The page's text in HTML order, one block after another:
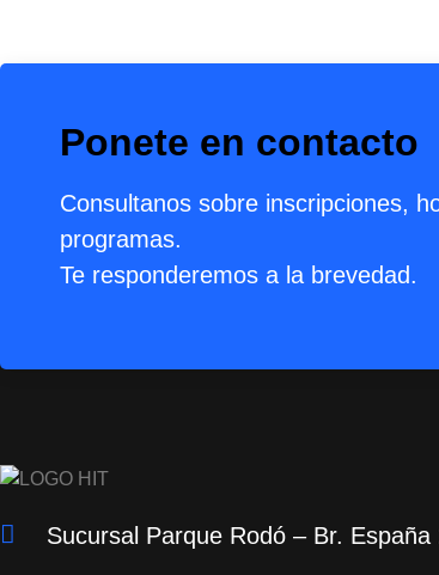
Ponete en contacto
Consultanos sobre inscripciones,
programas.
Te responderemos a la brevedad.
Sucursal Parque Rodó – Br. España